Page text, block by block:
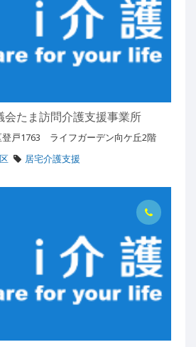
会たま訪問介護支援事業所
戸1763 ライフガーデン向ケ丘2階
居宅介護支援